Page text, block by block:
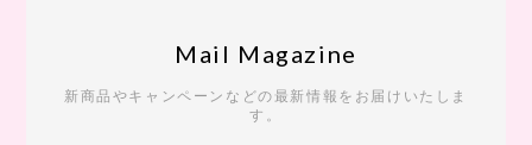
Mail Magazine
新商品やキャンペーンなどの最新情報をお届けいたしま
す。